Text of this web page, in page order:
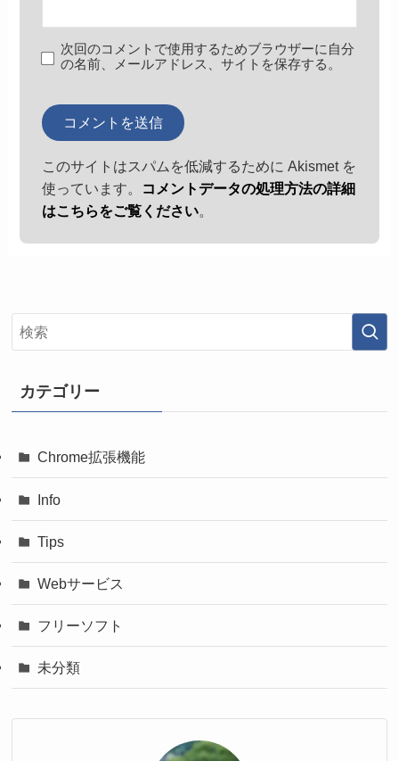
次回のコメントで使用するためブラウザーに自分
の名前、メールアドレス、サイトを保存する。
このサイトはスパムを低減するために Akismet を
使っています。
コメントデータの処理方法の詳細
はこちらをご覧ください。
カテゴリー
Chrome拡張機能
Info
Tips
Webサービス
フリーソフト
未分類